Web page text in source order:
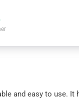
and easy to use. It